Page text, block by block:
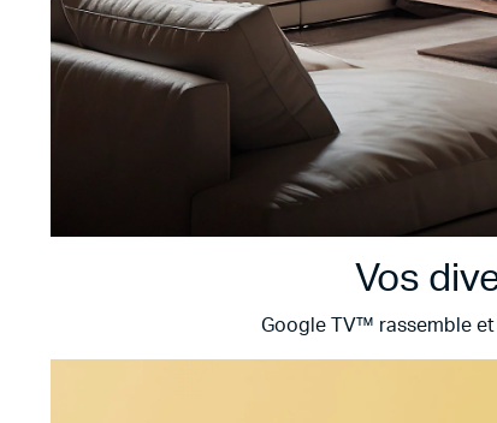
Vos
Google TV™ rassemble